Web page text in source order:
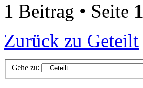
1 Beitrag • Seite 1
Zurück zu Geteilt
Gehe zu: